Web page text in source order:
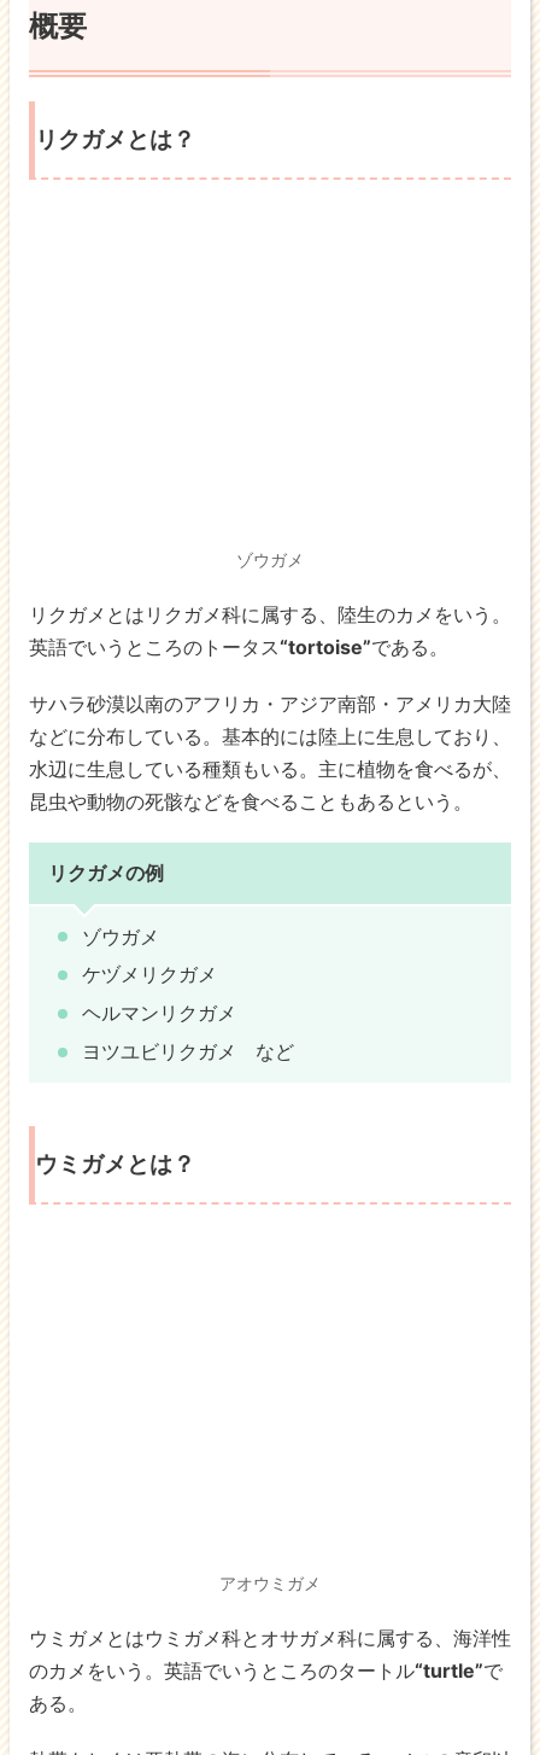
概要
リクガメとは？
ゾウガメ
リクガメとはリクガメ科に属する、陸生のカメをいう。
英語でいうところのトータス“tortoise”である。
サハラ砂漠以南のアフリカ・アジア南部・アメリカ大陸
などに分布している。基本的には陸上に生息しており、
水辺に生息している種類もいる。主に植物を食べるが、
昆虫や動物の死骸などを食べることもあるという。
リクガメの例
ゾウガメ
ケヅメリクガメ
ヘルマンリクガメ
ヨツユビリクガメ など
ウミガメとは？
アオウミガメ
ウミガメとはウミガメ科とオサガメ科に属する、海洋性
のカメをいう。英語でいうところのタートル“turtle”で
ある。